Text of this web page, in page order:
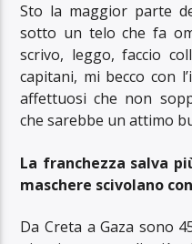
Sto la maggior parte
sotto un telo che fa
scrivo, leggo, faccio
capitani, mi becco con
affettuosi che non
che sarebbe un attimo
La franchezza salva
maschere scivolano
Da Creta a Gaza sono